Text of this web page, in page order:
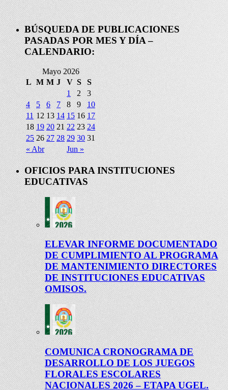
BÚSQUEDA DE PUBLICACIONES
PASADAS POR MES Y DÍA –
CALENDARIO:
Mayo 2026
L M M J V S S
« Abr Jun »
1 2
3
4
5 6 7 8 9
10
11 12 13 14 15 16 17
18 19 20 21 22 23 24
25 26 27 28 29 30 31
OFICIOS PARA INSTITUCIONES
EDUCATIVAS
ELEVAR INFORME DOCUMENTADO
DE CUMPLIMIENTO AL PROGRAMA
DE MANTENIMIENTO DIRECTORES
DE INSTITUCIONES EDUCATIVAS
OMISOS.
COMUNICA CRONOGRAMA DE
DESARROLLO DE LOS JUEGOS
FLORALES ESCOLARES
NACIONALES 2026 – ETAPA UGEL.